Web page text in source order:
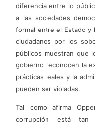
diferencia entre lo
a las sociedades
formal entre el Estado y
ciudadanos por los
públicos muestran que
gobierno reconocen la
prácticas leales y la
pueden ser violadas.
Tal como afirma
corrupción está tan